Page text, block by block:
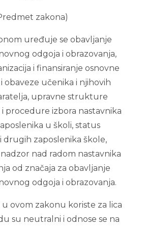
zakona)
uređuje se obavljanje
odgoja i obrazovanja,
i finansiranje osnovne
obaveze učenika i njihovih
upravne strukture
procedure izbora nastavnika
u školi, status
drugih zaposlenika škole,
nad radom nastavnika
od značaja za obavljanje
odgoja i obrazovanja.
u ovom zakonu koriste za lica
su neutralni i odnose se na